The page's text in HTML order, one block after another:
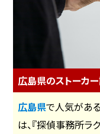
広島県のストーカ
広島県で人気があ
は、『探偵事務所ラ